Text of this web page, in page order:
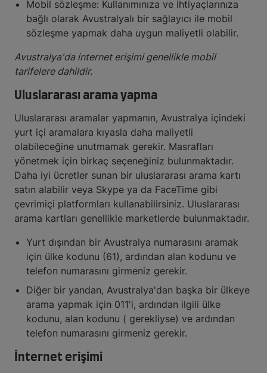
Mobil sözleşme: Kullanımınıza ve ihtiyaçlarınıza
bağlı olarak Avustralyalı bir sağlayıcı ile mobil
sözleşme yapmak daha uygun maliyetli olabilir.
Avustralya'da internet erişimi genellikle mobil
tarifelere dahildir.
Uluslararası arama yapma
Uluslararası aramalar yapmanın, Avustralya içindeki
yurt içi aramalara kıyasla daha maliyetli
olabileceğine unutmamak gerekir. Masrafları
yönetmek için birkaç seçeneğiniz bulunmaktadır.
Daha iyi ücretler sunan bir uluslararası arama kartı
satın alabilir veya Skype ya da FaceTime gibi
çevrimiçi platformları kullanabilirsiniz. Uluslararası
arama kartları genellikle marketlerde bulunmaktadır.
Yurt dışından bir Avustralya numarasını aramak
için ülke kodunu (61), ardından alan kodunu ve
telefon numarasını girmeniz gerekir.
Diğer bir yandan, Avustralya'dan başka bir ülkeye
arama yapmak için 011'i, ardından ilgili ülke
kodunu, alan kodunu ( gerekliyse) ve ardından
telefon numarasını girmeniz gerekir.
İnternet erişimi